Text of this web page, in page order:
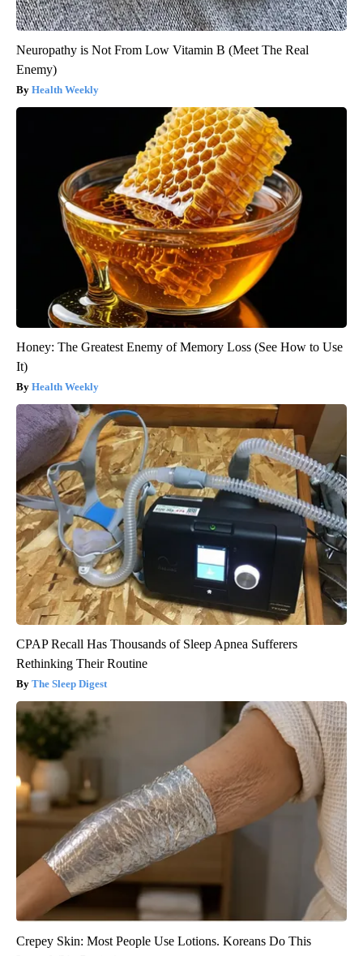
Neuropathy is Not From Low Vitamin B (Meet The Real
Enemy)
Health Weekly
Honey: The Greatest Enemy of Memory Loss (See How to Use
It)
Health Weekly
CPAP Recall Has Thousands of Sleep Apnea Sufferers
Rethinking Their Routine
The Sleep Digest
Crepey Skin: Most People Use Lotions. Koreans Do This